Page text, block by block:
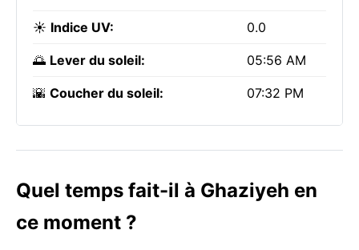
☀️ Indice UV: 0.0
🌅 Lever du soleil: 05:56 AM
🌇 Coucher du soleil: 07:32 PM
Quel temps fait-il à Ghaziyeh en
ce moment ?